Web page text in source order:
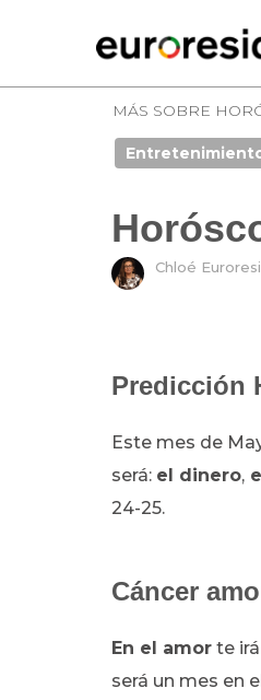
MÁS SOBRE
Chloé
Predicción
Este mes de
será: el dinero,
24-25.
Cáncer
En el amor te
será un mes en